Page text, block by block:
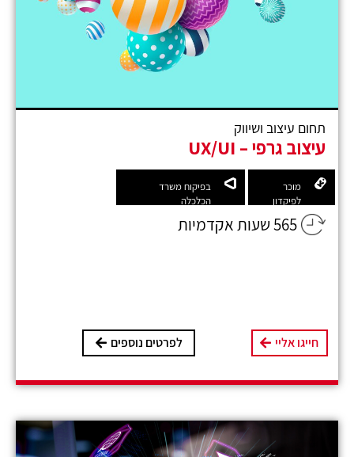
תחום עיצוב ושיווק
עיצוב גרפי – UX/UI
מוכר
לפיקדון
בפיקוח משרד
הכלכלה
565 שעות אקדמיות
חייגו אליי לפרטים נוספים